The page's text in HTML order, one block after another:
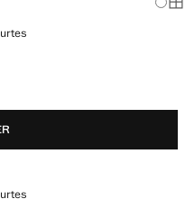
COURTES
COURTES